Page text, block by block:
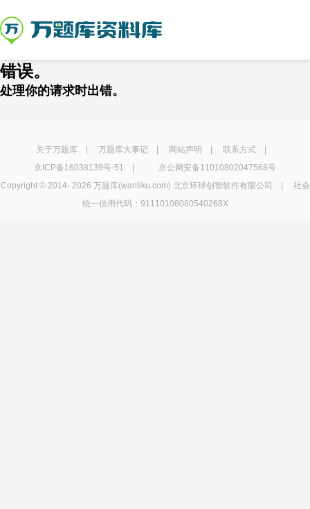
错误。
处理你的请求时出错。
关于万题库| 万题库大事记| 网站声明 联系方式|
京ICP备16038139号-51
京公网安备11010802047568号
Copyright © 2014- 2026 万题库(wantiku.com) 北京环球创智软件有限公司 | 社会
统一信用代码：91110108080540268X